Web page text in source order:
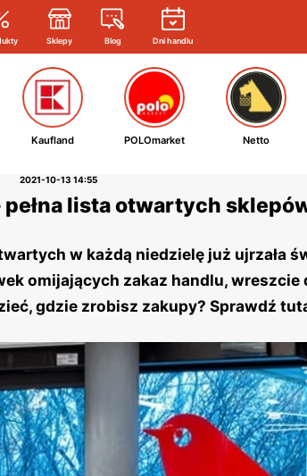
Sklepy Blog Dni handlu
Kaufland POLOmarket Netto
2021-10-13 14:55
pełna lista otwartych
w każdą niedzielę już ujrzała
omijających zakaz handlu, wreszcie
gdzie zrobisz zakupy? Sprawdź